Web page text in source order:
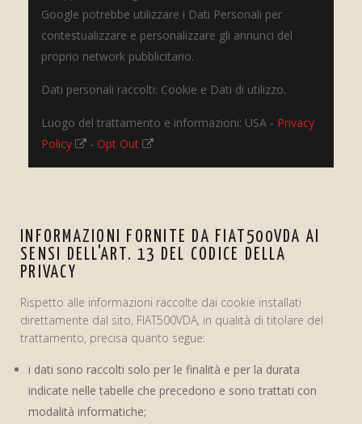
Google potrebbe utilizzare i Dati Personali per
contestualizzare e personalizzare gli annunci del
proprio network pubblicitario.
Dati personali raccolti: Cookie e Dati di utilizzo.
Luogo del trattamento e informazioni: USA - Privacy
Policy
- Opt Out
INFORMAZIONI FORNITE DA FIAT500VDA AI
SENSI DELL'ART. 13 DEL CODICE DELLA
PRIVACY
Rispetto alle informazioni raccolte dai cookie installati
direttamente dal sito, FIAT500VDA, in qualità di titolare del
trattamento, precisa quanto segue:
i dati sono raccolti solo per le finalità e per la durata
indicate nelle tabelle che precedono e sono trattati con
modalità informatiche;